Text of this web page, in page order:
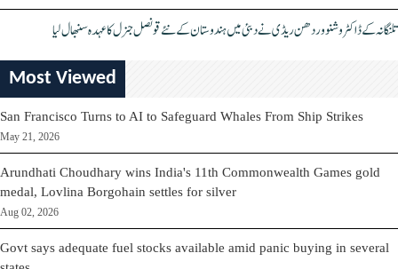
تلنگانہ کے ڈاکٹر وشنو وردھن ریڈی نے دبئی میں ہندوستان کے نئے قونصل جنرل کا عہدہ سنبھال لیا
Most Viewed
San Francisco Turns to AI to Safeguard Whales From Ship Strikes
May 21, 2026
Arundhati Choudhary wins India's 11th Commonwealth Games gold
medal, Lovlina Borgohain settles for silver
Aug 02, 2026
Govt says adequate fuel stocks available amid panic buying in several